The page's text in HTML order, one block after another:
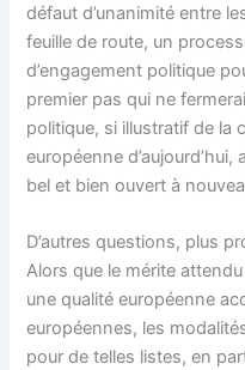
défaut d’unanimité entre
feuille de route, un
d’engagement politique
premier pas qui ne
politique, si illustratif de la
européenne d’aujourd’hui,
bel et bien ouvert à
D’autres questions, plus
Alors que le mérite
une qualité européenne
européennes, les
pour de telles listes, en